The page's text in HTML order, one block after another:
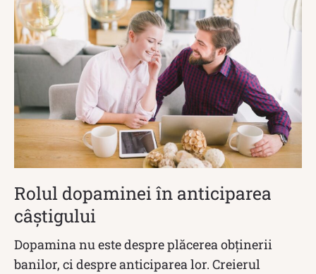
Rolul dopaminei în anticiparea
câștigului
Dopamina nu este despre plăcerea obținerii
banilor, ci despre anticiparea lor. Creierul